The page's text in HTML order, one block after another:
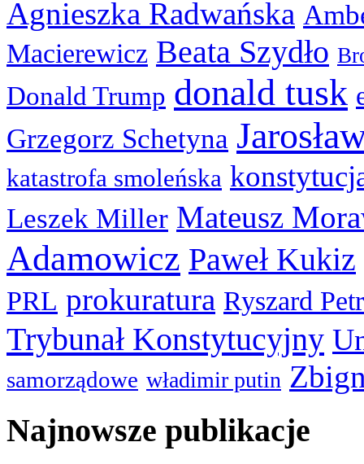
Agnieszka Radwańska
Macierewicz Beata Szydło
Donald Trump donald tusk
Grzegorz Schetyna
katastrofa smoleńska
Leszek Miller Mateusz
Adamowicz Paweł Kukiz
PRL prokuratura Ryszard
Trybunał Konstytucyjny
samorządowe władimir putin
Najnowsze publikacje